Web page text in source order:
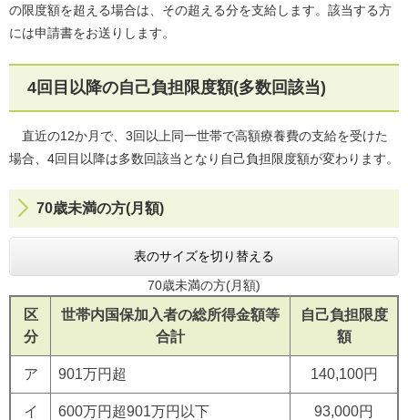
の限度額を超える場合は、その超える分を支給します。該当する方
には申請書をお送りします。
4回目以降の自己負担限度額(多数回該当)
直近の12か月で、3回以上同一世帯で高額療養費の支給を受けた
場合、4回目以降は多数回該当となり自己負担限度額が変わります。
70歳未満の方(月額)
表のサイズを切り替える
70歳未満の方(月額)
区
分
世帯内国保加入者の総所得金額等
合計
自己負担限度
額
ア 901万円超 140,100円
イ 600万円超901万円以下 93,000円